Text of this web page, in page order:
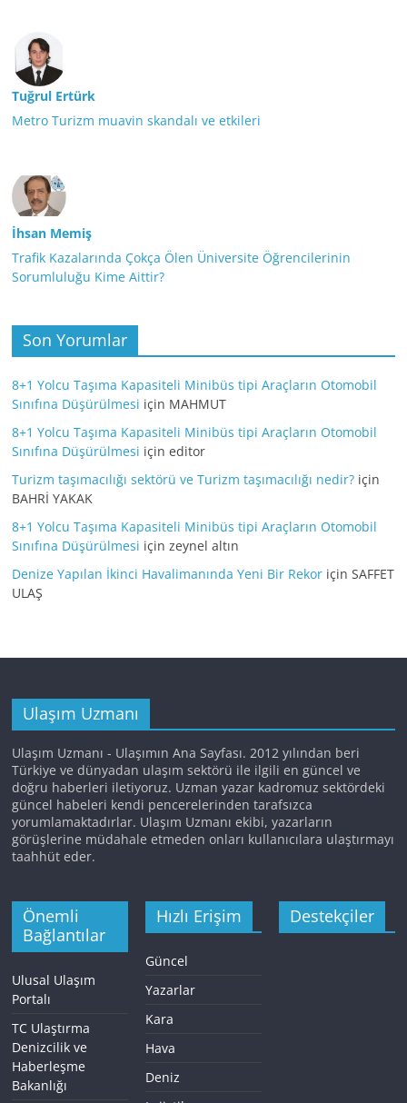
Tuğrul Ertürk
Metro Turizm muavin skandalı ve etkileri
İhsan Memiş
Trafik Kazalarında Çokça Ölen Üniversite Öğrencilerinin
Sorumluluğu Kime Aittir?
Son Yorumlar
8+1 Yolcu Taşıma Kapasiteli Minibüs tipi Araçların Otomobil
Sınıfına Düşürülmesi için MAHMUT
8+1 Yolcu Taşıma Kapasiteli Minibüs tipi Araçların Otomobil
Sınıfına Düşürülmesi içineditor
Turizm taşımacılığı sektörü ve Turizm taşımacılığı nedir? için
BAHRİ YAKAK
8+1 Yolcu Taşıma Kapasiteli Minibüs tipi Araçların Otomobil
Sınıfına Düşürülmesi içinzeynel altın
Denize Yapılan İkinci Havalimanında Yeni Bir Rekor içinSAFFET
ULAŞ
Ulaşım Uzmanı
Ulaşım Uzmanı - Ulaşımın Ana Sayfası. 2012 yılından beri
Türkiye ve dünyadan ulaşım sektörü ile ilgili en güncel ve
doğru haberleri iletiyoruz. Uzman yazar kadromuz sektördeki
güncel habeleri kendi pencerelerinden tarafsızca
yorumlamaktadırlar. Ulaşım Uzmanı ekibi, yazarların
görüşlerine müdahale etmeden onları kullanıcılara ulaştırmayı
taahhüt eder.
Önemli
Bağlantılar
Ulusal Ulaşım
Portalı
TC Ulaştırma
Denizcilik ve
Haberleşme
Bakanlığı
Hızlı Erişim
Güncel
Yazarlar
Kara
Hava
Deniz
Destekçiler